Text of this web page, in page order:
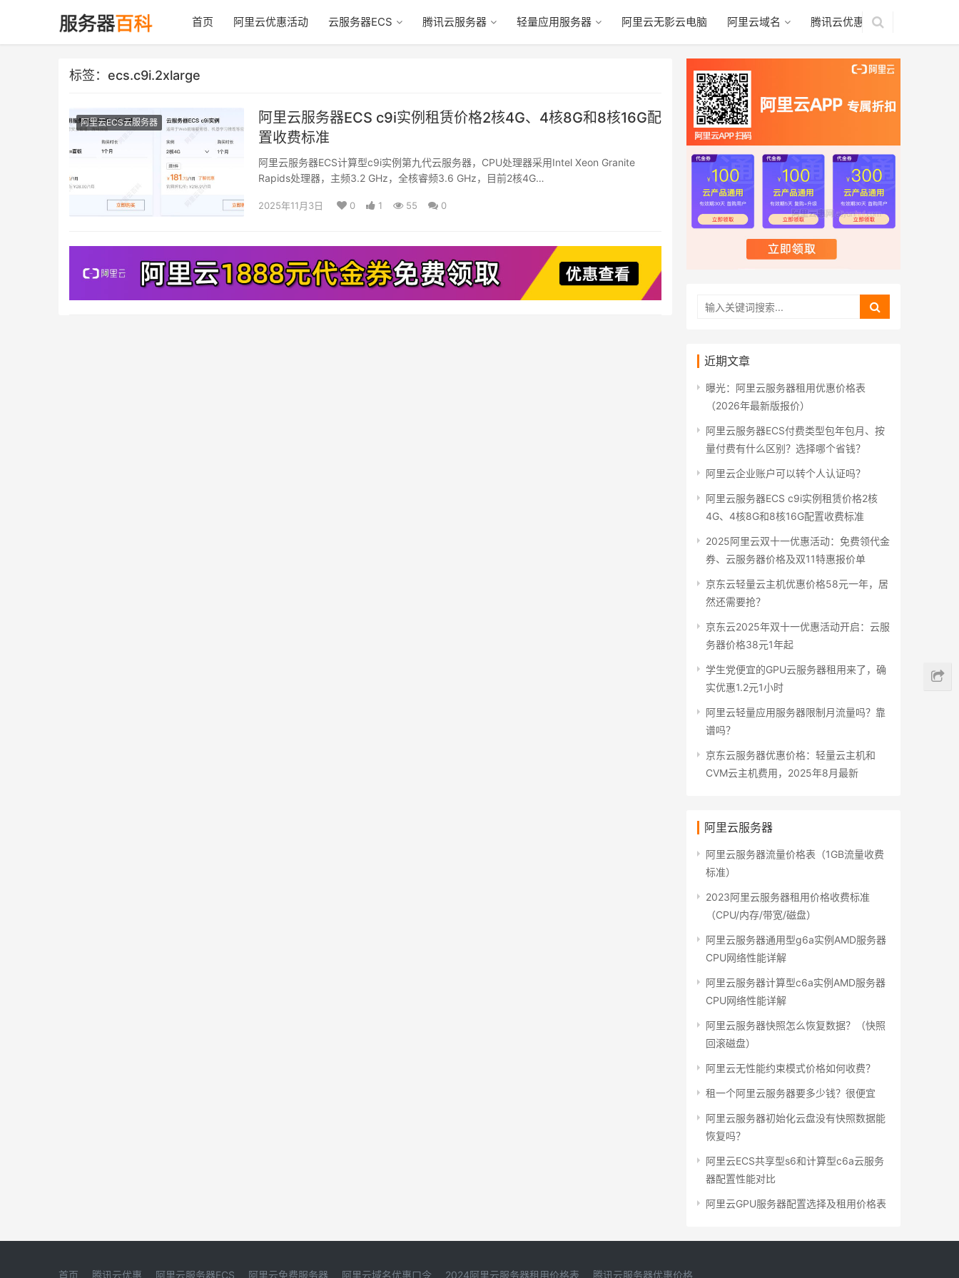
首页 阿里云优惠活动 云服务器ECS 腾讯云服务器 轻量应用服务器 阿里云无影云电脑 阿里云域名 腾讯云优惠
标签：ecs.c9i.2xlarge
阿里云ECS云服务器
阿里云服务器ECS c9i实例租赁价格2核4G、4核8G和8核16G配
置收费标准
阿里云服务器ECS计算型c9i实例第九代云服务器，CPU处理器采用Intel Xeon Granite
Rapids处理器，主频3.2 GHz，全核睿频3.6 GHz，目前2核4G…
2025年11月3日 0 1 55 0
近期文章
曝光：阿里云服务器租用优惠价格表
（2026年最新版报价）
阿里云服务器ECS付费类型包年包月、按
量付费有什么区别？选择哪个省钱？
阿里云企业账户可以转个人认证吗？
阿里云服务器ECS c9i实例租赁价格2核
4G、4核8G和8核16G配置收费标准
2025阿里云双十一优惠活动：免费领代金
券、云服务器价格及双11特惠报价单
京东云轻量云主机优惠价格58元一年，居
然还需要抢？
京东云2025年双十一优惠活动开启：云服
务器价格38元1年起
学生党便宜的GPU云服务器租用来了，确
实优惠1.2元1小时
阿里云轻量应用服务器限制月流量吗？靠
谱吗？
京东云服务器优惠价格：轻量云主机和
CVM云主机费用，2025年8月最新
阿里云服务器
阿里云服务器流量价格表（1GB流量收费
标准）
2023阿里云服务器租用价格收费标准
（CPU/内存/带宽/磁盘）
阿里云服务器通用型g6a实例AMD服务器
CPU网络性能详解
阿里云服务器计算型c6a实例AMD服务器
CPU网络性能详解
阿里云服务器快照怎么恢复数据？（快照
回滚磁盘）
阿里云无性能约束模式价格如何收费？
租一个阿里云服务器要多少钱？很便宜
阿里云服务器初始化云盘没有快照数据能
恢复吗？
阿里云ECS共享型s6和计算型c6a云服务
器配置性能对比
阿里云GPU服务器配置选择及租用价格表
首页 腾讯云优惠 阿里云服务器ECS 阿里云免费服务器 阿里云域名优惠口令 2024阿里云服务器租用价格表 腾讯云服务器优惠价格